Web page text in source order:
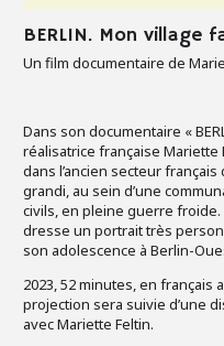
BERLIN. Mon village
Un film documentaire de
Dans son documentaire «
réalisatrice française Mariette
dans l’ancien secteur français
grandi, au sein d’une
civils, en pleine guerre
dresse un portrait très
son adolescence à Berlin-
2023, 52 minutes, en français
projection sera suivie d’une
avec Mariette Feltin.